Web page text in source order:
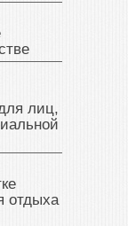
лиц,
отдыха